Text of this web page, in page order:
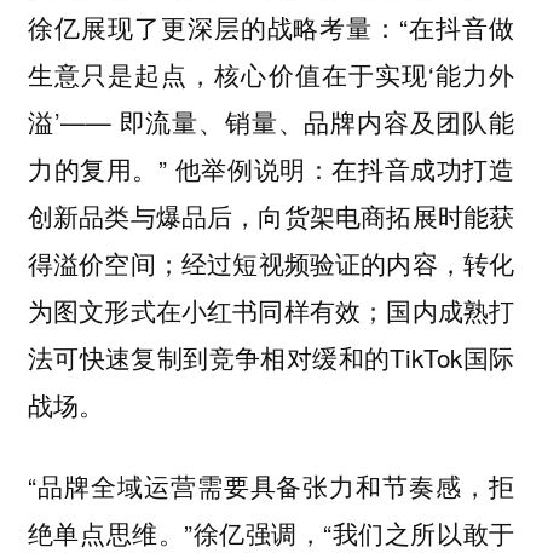
徐亿展现了更深层的战略考量：“在抖音做
生意只是起点，核心价值在于实现‘能力外
溢’—— 即流量、销量、品牌内容及团队能
力的复用。” 他举例说明：在抖音成功打造
创新品类与爆品后，向货架电商拓展时能获
得溢价空间；经过短视频验证的内容，转化
为图文形式在小红书同样有效；国内成熟打
法可快速复制到竞争相对缓和的TikTok国际
战场。
“品牌全域运营需要具备张力和节奏感，拒
绝单点思维。”徐亿强调，“我们之所以敢于